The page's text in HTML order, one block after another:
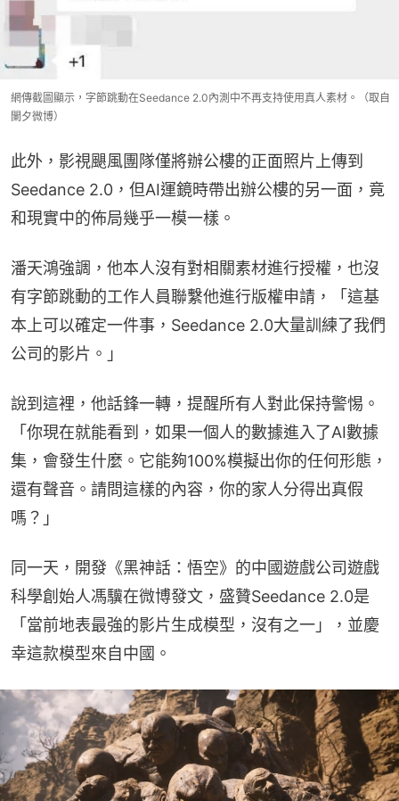
網傳截圖顯示，字節跳動在Seedance 2.0內測中不再支持使用真人素材。（取自
闌夕微博）
此外，影視颶風團隊僅將辦公樓的正面照片上傳到
Seedance 2.0，但AI運鏡時帶出辦公樓的另一面，竟
和現實中的佈局幾乎一模一樣。
潘天鴻強調，他本人沒有對相關素材進行授權，也沒
有字節跳動的工作人員聯繫他進行版權申請，「這基
本上可以確定一件事，Seedance 2.0大量訓練了我們
公司的影片。」
說到這裡，他話鋒一轉，提醒所有人對此保持警惕。
「你現在就能看到，如果一個人的數據進入了AI數據
集，會發生什麼。它能夠100%模擬出你的任何形態，
還有聲音。請問這樣的內容，你的家人分得出真假
嗎？」
同一天，開發《黑神話：悟空》的中國遊戲公司遊戲
科學創始人馮驥在微博發文，盛贊Seedance 2.0是
「當前地表最強的影片生成模型，沒有之一」，並慶
幸這款模型來自中國。